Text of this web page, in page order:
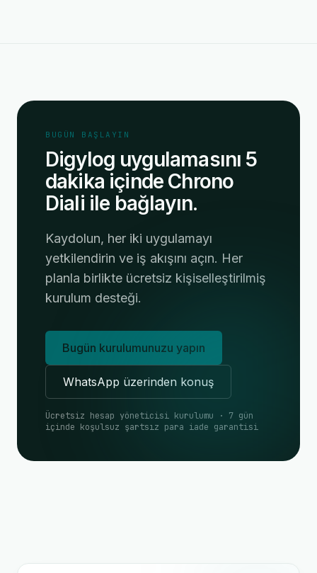
BUGÜN BAŞLAYIN
Digylog uygulamasını 5
dakika içinde Chrono
Diali ile bağlayın.
Kaydolun, her iki uygulamayı
yetkilendirin ve iş akışını açın. Her
planla birlikte ücretsiz kişiselleştirilmiş
kurulum desteği.
Bugün kurulumunuzu yapın
WhatsApp üzerinden konuş
Ücretsiz hesap yöneticisi kurulumu · 7 gün
içinde koşulsuz şartsız para iade garantisi